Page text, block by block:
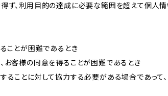
ず、利用目的の達成に必要な範囲を超えて個人
ことが困難であるとき
お客様の同意を得ることが困難であるとき
ことに対して協力する必要がある場合であって